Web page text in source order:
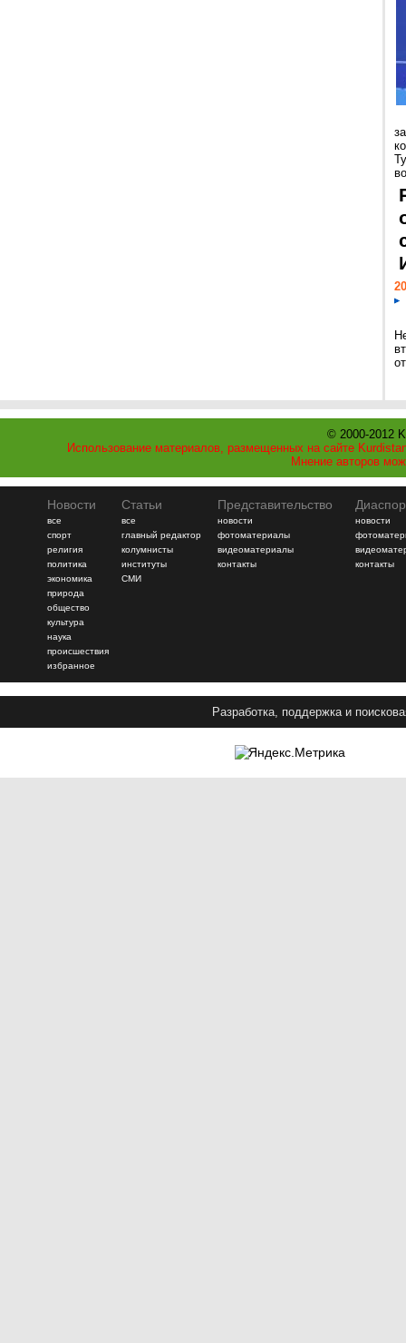
© 2000-2012
Использование материалов, размещенных на сайте
Мнение авторов
Новости
все
спорт
религия
политика
экономика
природа
общество
культура
наука
происшествия
избранное
Статьи
все
главный редактор
колумнисты
институты
СМИ
Представительство
новости
фотоматериалы
видеоматериалы
контакты
новости
контакты
Разработка, поддержка и